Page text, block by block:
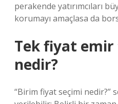
perakende yatırımcıları
korumayı amaçlasa da
Tek fiyat
nedir?
“Birim fiyat seçimi nedir?”